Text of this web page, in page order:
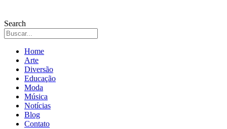
Search
Home
Arte
Diversão
Educação
Moda
Música
Notícias
Blog
Contato